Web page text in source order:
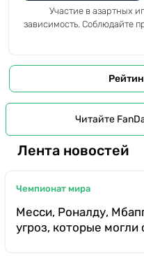
Участие в азартных
зависимость. Соблюдайте
Читайте
Лента новостей
Чемпионат мира
Месси, Роналду,
угроз, которые